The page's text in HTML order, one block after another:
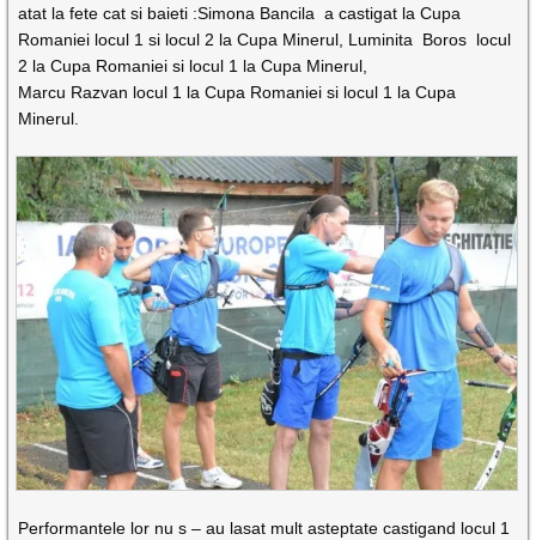
atat la fete cat si baieti :Simona Bancila a castigat la Cupa
Romaniei locul 1 si locul 2 la Cupa Minerul, Luminita Boros locul
2 la Cupa Romaniei si locul 1 la Cupa Minerul,
Marcu Razvan locul 1 la Cupa Romaniei si locul 1 la Cupa
Minerul.
Performantele lor nu s – au lasat mult asteptate castigand locul 1